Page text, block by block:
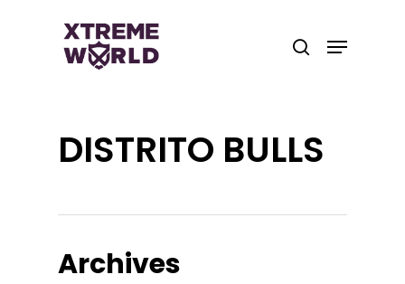
search
Menu
DISTRITO BULLS
Archives